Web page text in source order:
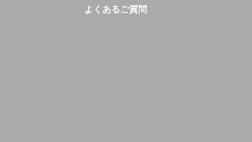
よくあるご質問